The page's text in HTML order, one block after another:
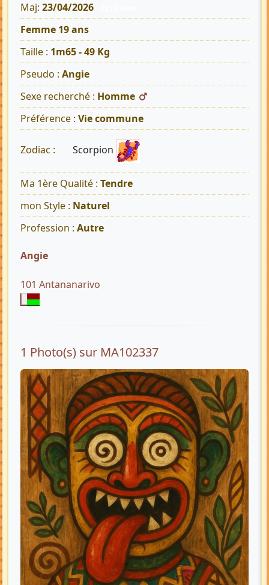
Maj: 23/04/2026
Femme 19 ans
Taille : 1m65 - 49 Kg
Pseudo : Angie
Sexe recherché : Homme
Préférence : Vie commune
Zodiac : Scorpion
Ma 1ère Qualité : Tendre
mon Style : Naturel
Profession : Autre
Angie
101 Antananarivo
1 Photo(s) sur MA102337